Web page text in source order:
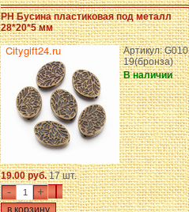
PH Бусина пластиковая под металл
28*20*5 мм
Артикул:
19(бронза)
В наличии
19.00 руб.17 шт.
- +